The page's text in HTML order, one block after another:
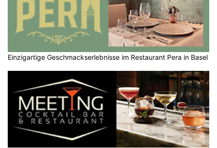
Einzigartige Geschmackserlebnisse im Restaurant Pera in Basel